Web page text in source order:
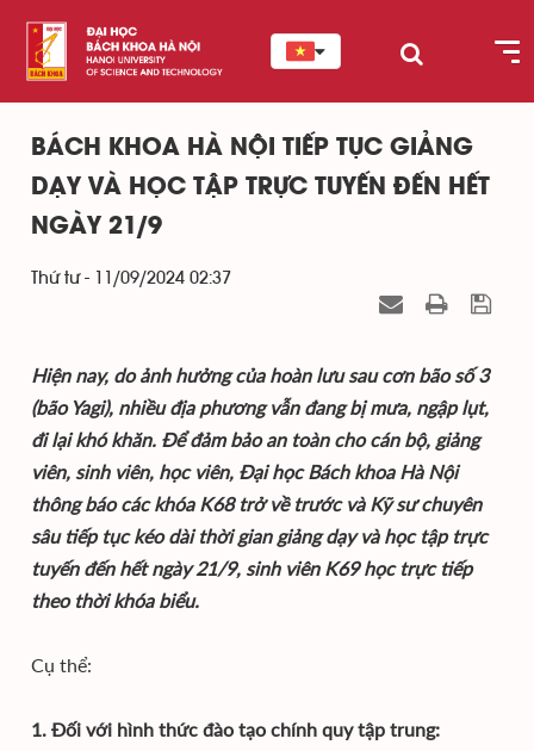
BÁCH KHOA HÀ NỘI TIẾP TỤC GIẢNG
DẠY VÀ HỌC TẬP TRỰC TUYẾN ĐẾN HẾT
NGÀY 21/9
Thứ tư - 11/09/2024 02:37
Hiện nay, do ảnh hưởng của hoàn lưu sau cơn bão số 3
(bão Yagi), nhiều địa phương vẫn đang bị mưa, ngập lụt,
đi lại khó khăn. Để đảm bảo an toàn cho cán bộ, giảng
viên, sinh viên, học viên, Đại học Bách khoa Hà Nội
thông báo các khóa K68 trở về trước và Kỹ sư chuyên
sâu tiếp tục kéo dài thời gian giảng dạy và học tập trực
tuyến đến hết ngày 21/9, sinh viên K69 học trực tiếp
theo thời khóa biểu.
Cụ thể:
1. Đối với hình thức đào tạo chính quy tập trung: